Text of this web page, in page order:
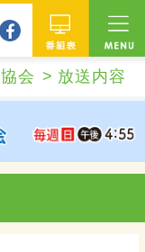
番組
twitterfacebook
会 放送内容